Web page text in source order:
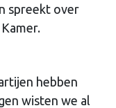
spreekt over
hebben
wisten we al